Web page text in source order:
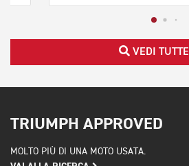
VEDI TUTTE
TRIUMPH APPROVED
MOLTO PIÙ DI UNA MOTO USATA.